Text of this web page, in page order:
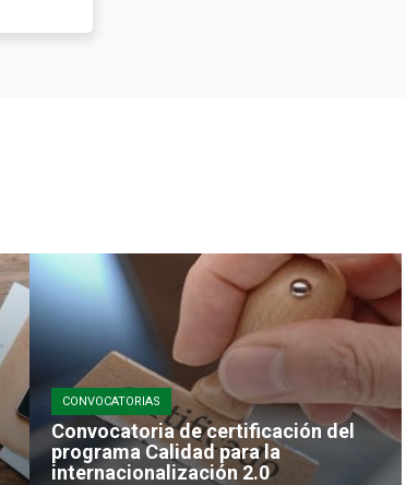
CONVOCATORIAS
Convocatoria de certificación del
programa Calidad para la
internacionalización 2.0